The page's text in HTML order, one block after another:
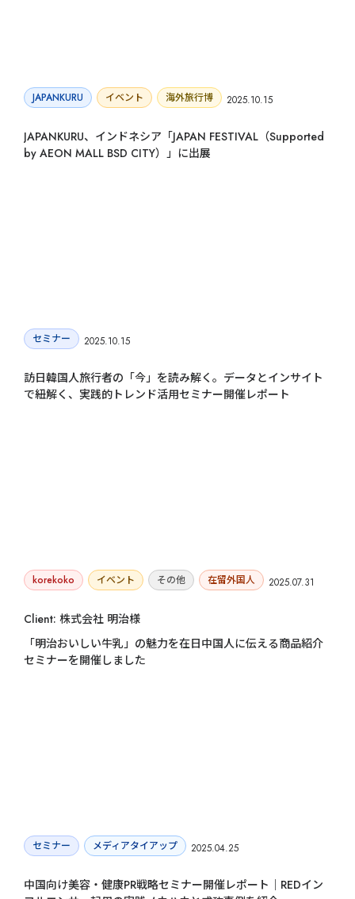
JAPANKURU イベント 海外旅行博 2025.10.15
JAPANKURU、インドネシア「JAPAN FESTIVAL（Supported
by AEON MALL BSD CITY）」に出展
セミナー 2025.10.15
訪日韓国人旅行者の「今」を読み解く。データとインサイト
で紐解く、実践的トレンド活用セミナー開催レポート
korekoko イベント その他 在留外国人 2025.07.31
Client: 株式会社 明治様
「明治おいしい牛乳」の魅力を在日中国人に伝える商品紹介
セミナーを開催しました
セミナー メディアタイアップ 2025.04.25
中国向け美容・健康PR戦略セミナー開催レポート｜REDイン